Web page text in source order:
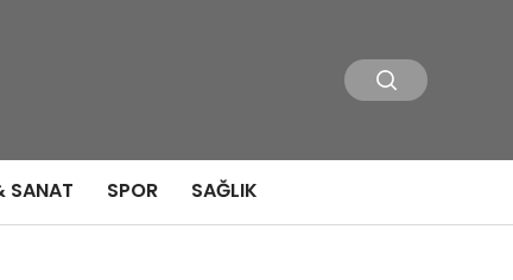
SANAT SPOR SAĞLIK